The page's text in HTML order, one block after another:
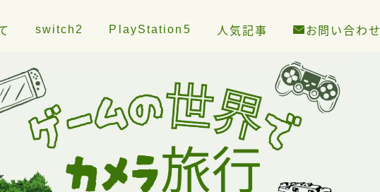
switch2 PlayStation5 人気記事 お問い合わせ